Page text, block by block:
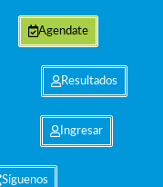
Agendate
Resultados
Ingresar
Síguenos